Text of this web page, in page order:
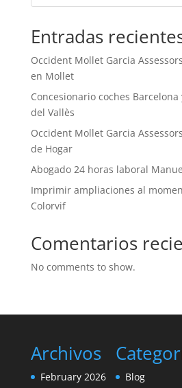
Entradas
Occident Mollet Garcia
en Mollet
Concesionario coches
del Vallès
Occident Mollet Garcia
de Hogar
Abogado 24 horas laboral
Imprimir ampliaciones al
Colorvif
Comentarios
No comments to show.
Archivos
February 2026
Blog